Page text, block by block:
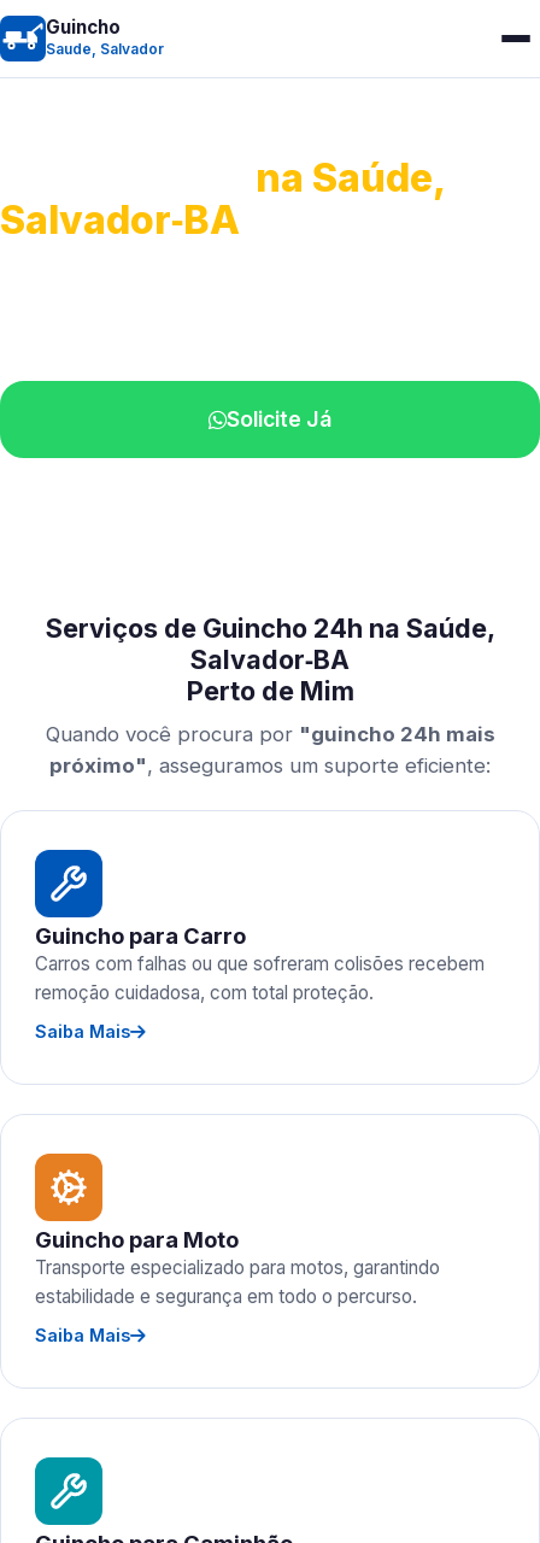
Guincho
Saude, Salvador
na Saúde,
Salvador‑BA
Solicite Já
Serviços de Guincho 24h na Saúde,
Salvador‑BA
Perto de Mim
Quando você procura por "guincho 24h mais
próximo", asseguramos um suporte eficiente:
Guincho para Carro
Carros com falhas ou que sofreram colisões recebem
remoção cuidadosa, com total proteção.
Saiba Mais
Guincho para Moto
Transporte especializado para motos, garantindo
estabilidade e segurança em todo o percurso.
Saiba Mais